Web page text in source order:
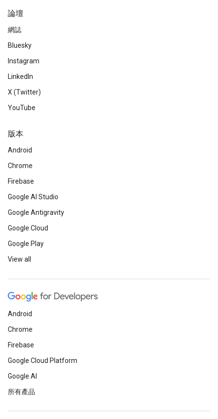
論壇
網誌
Bluesky
Instagram
LinkedIn
X (Twitter)
YouTube
版本
Android
Chrome
Firebase
Google AI Studio
Google Antigravity
Google Cloud
Google Play
View all
Android
Chrome
Firebase
Google Cloud Platform
Google AI
所有產品